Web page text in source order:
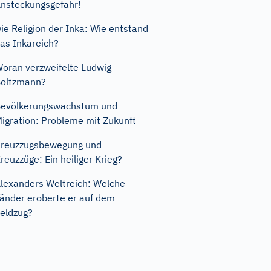
Religion der Inka: Wie entstand
Inkareich?
verzweifelte Ludwig
und
Probleme mit Zukunft
und
Ein heiliger Krieg?
Weltreich: Welche
eroberte er auf dem